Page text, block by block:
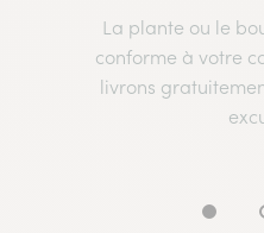
La plante ou le
conforme à votre
livrons